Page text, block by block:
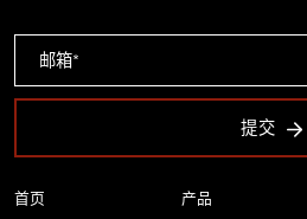
首页
产品
提交